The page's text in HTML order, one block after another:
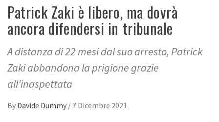
Patrick Zaki è libero, ma dovrà
ancora difendersi in tribunale
A distanza di 22 mesi dal suo arresto, Patrick
Zaki abbandona la prigione grazie
all’inaspettata
By Davide Dummy / 7 Dicembre 2021